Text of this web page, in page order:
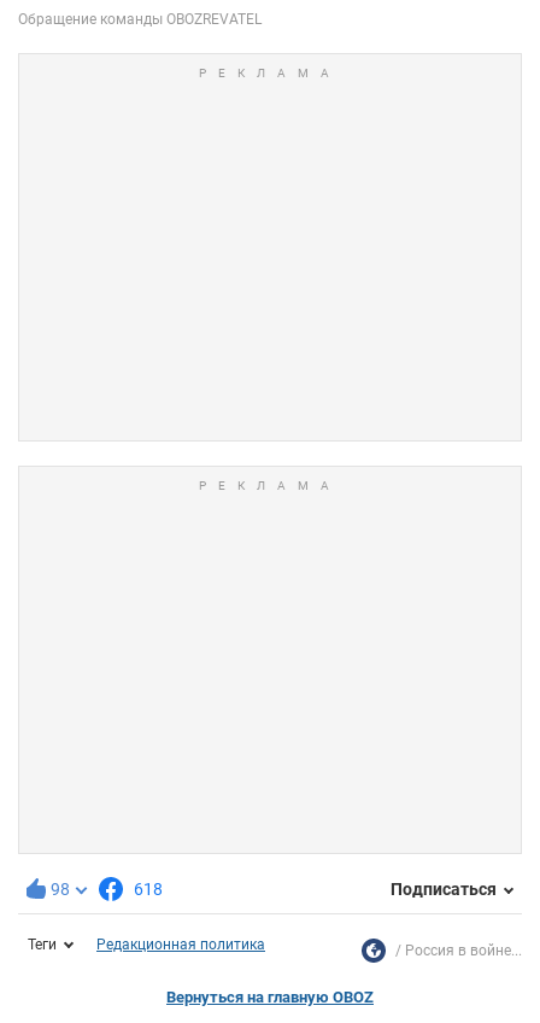
98 618 Подписаться
Теги Редакционная политика Россия в войне...
Вернуться на главную OBOZ